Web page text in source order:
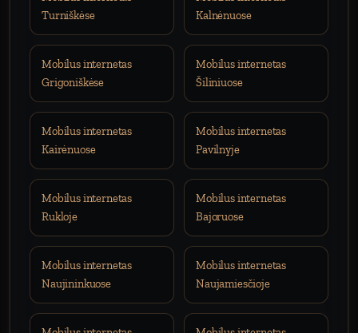
Turniškėse
Kalnėnuose
Mobilus internetas
Grigoniškėse
Mobilus internetas
Šiliniuose
Mobilus internetas
Kairėnuose
Mobilus internetas
Pavilnyje
Mobilus internetas
Rukloje
Mobilus internetas
Bajoruose
Mobilus internetas
Naujininkuose
Mobilus internetas
Naujamiesčioje